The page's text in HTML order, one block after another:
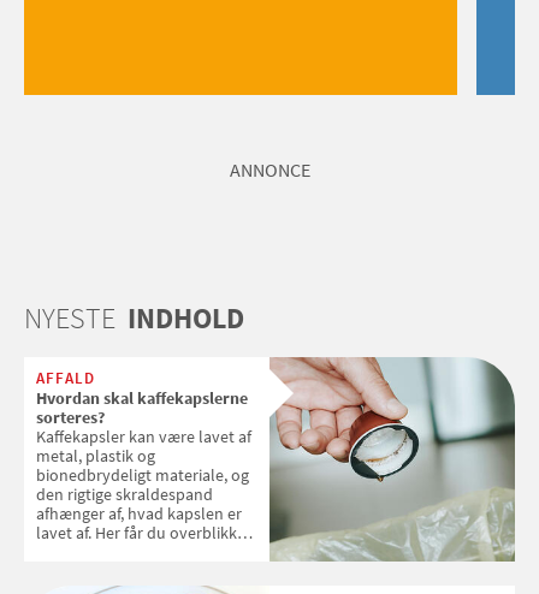
ANNONCE
NYESTE INDHOLD
AFFALD
Hvordan skal kaffekapslerne
sorteres?
Kaffekapsler kan være lavet af
metal, plastik og
bionedbrydeligt materiale, og
den rigtige skraldespand
afhænger af, hvad kapslen er
lavet af. Her får du overblikket